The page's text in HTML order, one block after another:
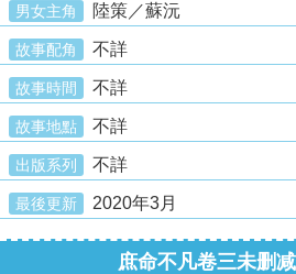
男女主角 陸策／蘇沅
故事配角 不詳
故事時間 不詳
故事地點 不詳
出版系列 不詳
最後更新 2020年3月
庶命不凡卷三未删